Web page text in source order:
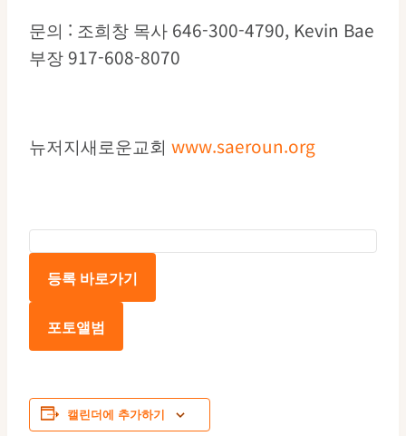
문의 : 조희창 목사 646-300-4790, Kevin Bae
부장 917-608-8070
뉴저지새로운교회 www.saeroun.org
등록 바로가기
포토앨범
캘린더에 추가하기